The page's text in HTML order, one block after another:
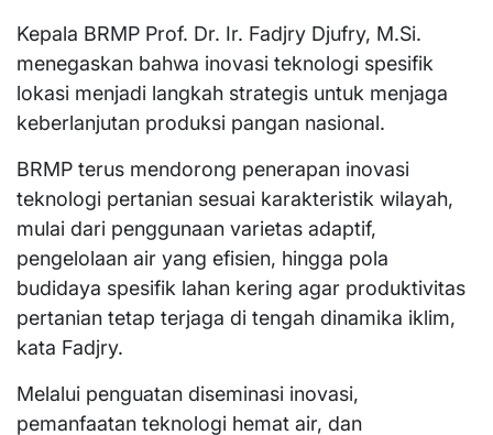
Kepala BRMP Prof. Dr. Ir. Fadjry Djufry, M.Si.
menegaskan bahwa inovasi teknologi spesifik
lokasi menjadi langkah strategis untuk menjaga
keberlanjutan produksi pangan nasional.
BRMP terus mendorong penerapan inovasi
teknologi pertanian sesuai karakteristik wilayah,
mulai dari penggunaan varietas adaptif,
pengelolaan air yang efisien, hingga pola
budidaya spesifik lahan kering agar produktivitas
pertanian tetap terjaga di tengah dinamika iklim,
kata Fadjry.
Melalui penguatan diseminasi inovasi,
pemanfaatan teknologi hemat air, dan